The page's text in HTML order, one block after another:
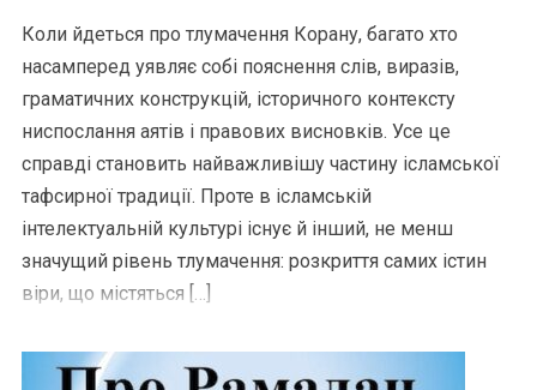
Коли йдеться про тлумачення Корану, багато хто
насамперед уявляє собі пояснення слів, виразів,
граматичних конструкцій, історичного контексту
ниспослання аятів і правових висновків. Усе це
справді становить найважливішу частину ісламської
тафсирної традиції. Проте в ісламській
інтелектуальній культурі існує й інший, не менш
значущий рівень тлумачення: розкриття самих істин
віри, що містяться […]